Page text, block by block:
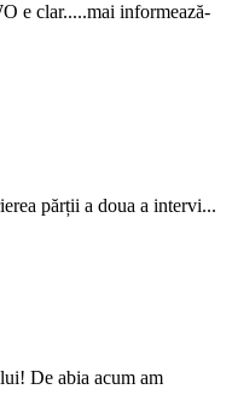
e clar.....mai informează-
părții a doua a intervi...
De abia acum am